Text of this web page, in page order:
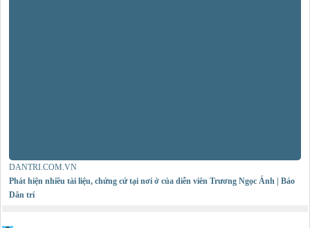
DANTRI.COM.VN
Phát hiện nhiều tài liệu, chứng cứ tại nơi ở của diễn viên Trương Ngọc Ánh | Báo
Dân trí